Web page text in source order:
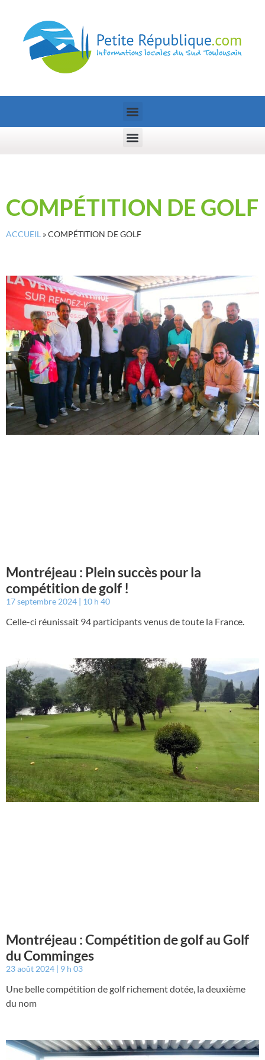
COMPÉTITION DE GOLF
ACCUEIL »COMPÉTITION DE GOLF
Montréjeau : Plein succès pour la
compétition de golf !
17 septembre 2024 10 h 40
Celle-ci réunissait 94 participants venus de toute la France.
Montréjeau : Compétition de golf au Golf
du Comminges
23 août 2024 9 h 03
Une belle compétition de golf richement dotée, la deuxième
du nom